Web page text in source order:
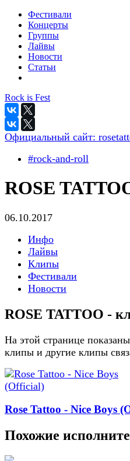
Фестивали
Концерты
Группы
Лайвы
Новости
Статьи
Rock is Fest
Официальный сайт:
#rock-and-roll
ROSE
06.10.2017
Инфо
Лайвы
Клипы
Фестивали
Новости
ROSE TATTOO -
На этой странице
клипы и другие клипы
Rose Tattoo - Nice Boys
Похожие